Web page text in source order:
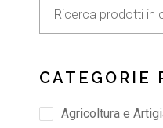
CATEGORIE
Agricoltura e